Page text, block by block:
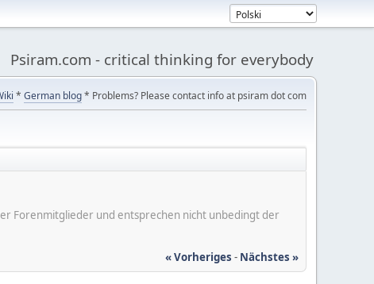
Psiram.com - critical thinking for everybody
* German blog* Problems? Please contact info at psiram dot com
Forenmitglieder und entsprechen nicht unbedingt der
« Vorheriges - Nächstes »